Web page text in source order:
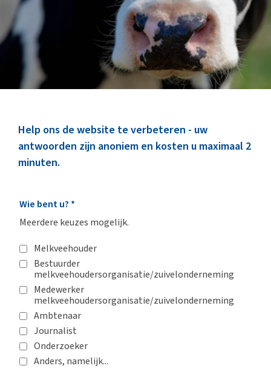
Marktinformatie
Thema’s & Over ZuivelNL
Help ons de website te verbeteren - uw
antwoorden zijn anoniem en kosten u maximaal 2
minuten.
Wie bent u? *
Meerdere keuzes mogelijk.
Melkveehouder
Bestuurder
melkveehoudersorganisatie/zuivelonderneming
Medewerker
melkveehoudersorganisatie/zuivelonderneming
Ambtenaar
Journalist
Onderzoeker
Anders, namelijk...